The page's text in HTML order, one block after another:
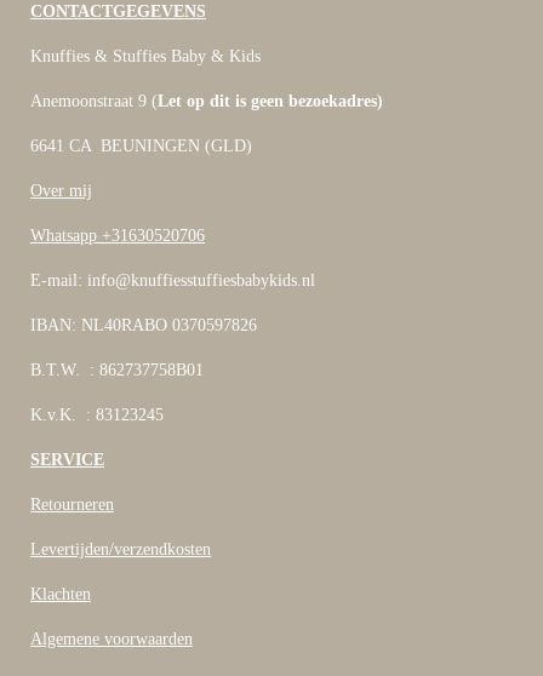
CONTACTGEGEVENS
Knuffies & Stuffies Baby & Kids
Anemoonstraat 9 (Let op dit is geen bezoekadres)
6641 CA BEUNINGEN (GLD)
Over mij
Whatsapp +31630520706
E-mail: info@knuffiesstuffiesbabykids.nl
IBAN: NL40RABO 0370597826
B.T.W. : 862737758B01
K.v.K. : 83123245
SERVICE
Retourneren
Levertijden/verzendkosten
Klachten
Algemene voorwaarden